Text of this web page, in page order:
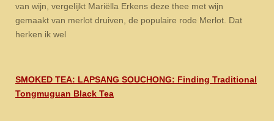
van wijn, vergelijkt Mariëlla Erkens deze thee met wijn
gemaakt van merlot druiven, de populaire rode Merlot. Dat
herken ik wel
SMOKED TEA: LAPSANG SOUCHONG: Finding Traditional
Tongmuguan Black Tea